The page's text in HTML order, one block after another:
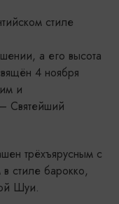
стиле
а его высота
4 ноября
и
Святейший
трёхъярусным с
стиле барокко,
Шуи.